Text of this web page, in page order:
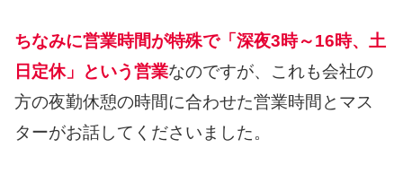
ちなみに営業時間が特殊で「深夜3時～16時、土
日定休」という営業なのですが、これも会社の
方の夜勤休憩の時間に合わせた営業時間とマス
ターがお話してくださいました。